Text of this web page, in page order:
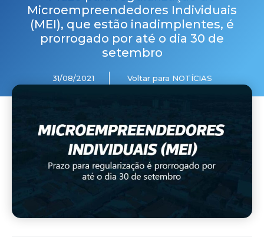
Microempreendedores Individuais
(MEI), que estão inadimplentes, é
prorrogado por até o dia 30 de
setembro
31/08/2021 Voltar para NOTÍCIAS